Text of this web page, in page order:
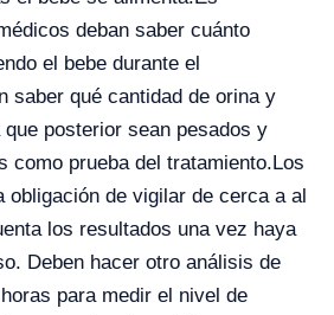
deban saber cuánto
el bebe durante el
saber qué cantidad de orina y
posterior sean pesados y
como prueba del tratamiento.Los
obligación de vigilar de cerca a al
los resultados una vez haya
Deben hacer otro análisis de
para medir el nivel de